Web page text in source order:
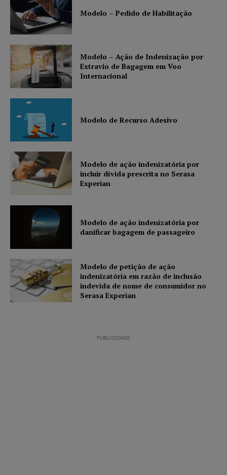
Modelo – Pedido de Habilitação
Modelo – Ação de Indenização por
Extravio de Bagagem em Voo
Internacional
Modelo de Recurso Adesivo
Modelo de ação indenizatória por
incluir dívida prescrita no Serasa
Experian
Modelo de ação indenizatória por
danificar bagagem de passageiro
Modelo de petição de ação
indenizatória em razão de inclusão
indevida de nome de consumidor no
Serasa Experian
PUBLICIDADE